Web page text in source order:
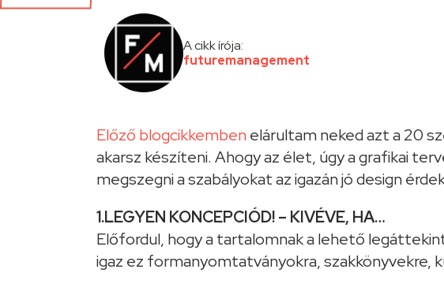
A cikk írója:
futuremanagement
Előző blogcikkembenelárultam neked azt a 20
akarsz készíteni. Ahogy az élet, úgy a grafikai
megszegni a szabályokat az igazán jó design
1.LEGYEN KONCEPCIÓD! – KIVÉVE, HA…
Előfordul, hogy a tartalomnak a lehető
igaz ez formanyomtatványokra,